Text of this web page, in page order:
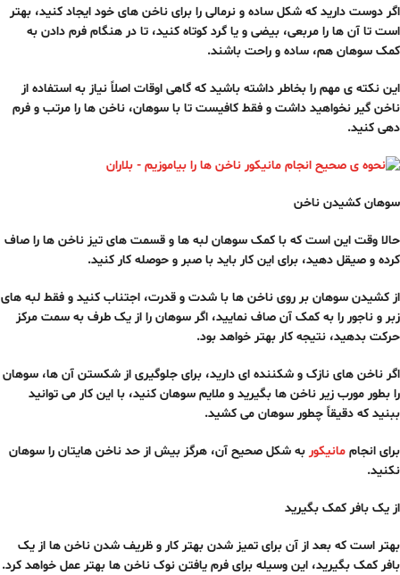
اگر دوست دارید که شکل ساده و نرمالی را برای ناخن های خود ایجاد کنید، بهتر
است تا آن ها را مربعی، بیضی و یا گرد کوتاه کنید، تا در هنگام فرم دادن به
کمک سوهان هم، ساده و راحت باشند.
این نکته ی مهم را بخاطر داشته باشید که گاهی اوقات اصلاً نیاز به استفاده از
ناخن گیر نخواهید داشت و فقط کافیست تا با سوهان، ناخن ها را مرتب و فرم
دهی کنید.
سوهان کشیدن ناخن
حالا وقت این است که با کمک سوهان لبه ها و قسمت های تیز ناخن ها را صاف
کرده و صیقل دهید، برای این کار باید با صبر و حوصله کار کنید.
از کشیدن سوهان بر روی ناخن ها با شدت و قدرت، اجتناب کنید و فقط لبه های
زبر و ناجور را به کمک آن صاف نمایید، اگر سوهان را از یک طرف به سمت مرکز
حرکت بدهید، نتیجه کار بهتر خواهد بود.
اگر ناخن های نازک و شکننده ای دارید، برای جلوگیری از شکستن آن ها، سوهان
را بطور مورب زیر ناخن ها بگیرید و ملایم سوهان کنید، با این کار می توانید
ببنید که دقیقاً چطور سوهان می کشید.
برای انجام مانیکور به شکل صحیح آن، هرگز بیش از حد ناخن هایتان را سوهان
نکنید.
از یک بافر کمک بگیرید
بهتر است که بعد از آن برای تمیز شدن بهتر کار و ظریف شدن ناخن ها از یک
بافر کمک بگیرید، این وسیله برای فرم یافتن نوک ناخن ها بهتر عمل خواهد کرد.